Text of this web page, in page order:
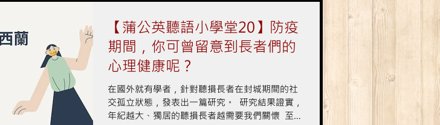
【蒲公英聽語小學堂20】防疫
期間，你可曾留意到長者們的
心理健康呢？
在國外就有學者，針對聽損長者在封城期間的社
交孤立狀態，發表出一篇研究。 研究結果證實，
年紀越大、獨居的聽損長者越需要我們關懷 至於